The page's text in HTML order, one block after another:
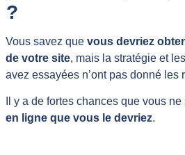
?
Vous savez que vous devriez
de votre site, mais la stratégie et
avez essayées n’ont pas donné les
Il y a de fortes chances que vous
en ligne que vous le devriez.